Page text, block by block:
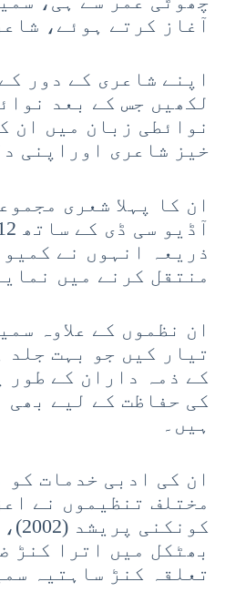
آغاز کرتے ہوئے،
اپنے شاعری کے دور
لکھیں جس کے بعد
نوائطی زبان میں ان
خیز شاعری اوراپنی
ان کا پہلا شعری
ذریعہ انہوں نے
منتقل کرنے میں
ان نظموں کے علاوہ
تیار کیں جو بہت
کے ذمہ داران کے طور
کی حفاظت کے لیے بھی
ہیں۔
ان کی ادبی خدمات
مختلف تنظیموں نے
تعلقہ کنڑ ساہتیہ سمیلنا (2010)